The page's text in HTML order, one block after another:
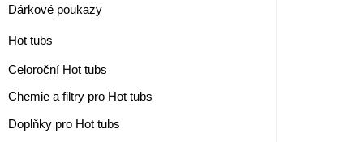
Dárkové poukazy
Hot tubs
Celoroční Hot tubs
Chemie a filtry pro Hot tubs
Doplňky pro Hot tubs